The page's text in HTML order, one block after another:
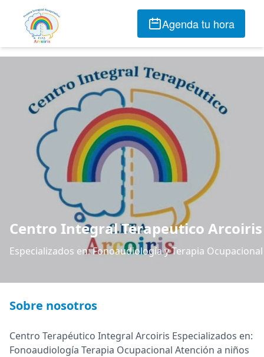
Agenda tu hora
Centro Integral Terapeutico Arcoiris
Especializados en: Fonoaudiología y Terapia Ocupacional
Sobre nosotros
Centro Terapéutico Integral Arcoiris Especializados en:
Fonoaudiología Terapia Ocupacional Atención a niños